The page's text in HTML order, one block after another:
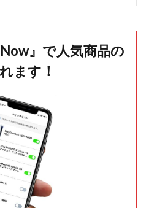
』で人気商品の
ます！